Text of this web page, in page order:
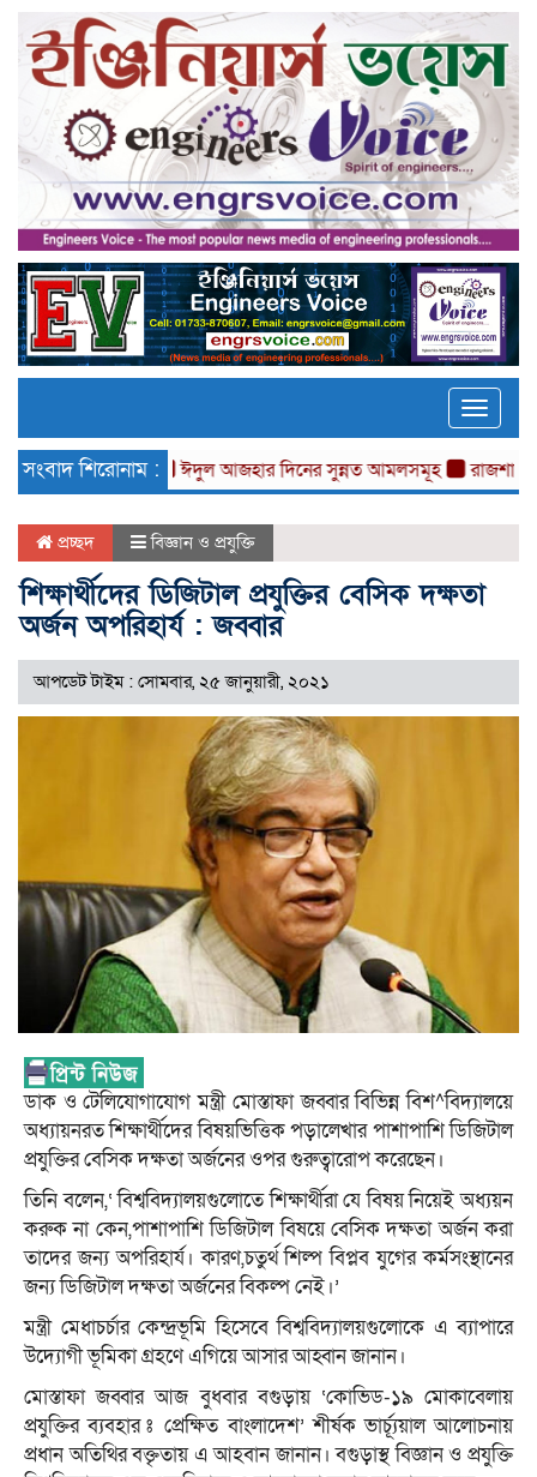
Toggle
সংবাদ শিরোনাম :ঈদুল আজহার দিনের সুন্নত আমলসমূহ রাজশাহীতে চাকুরী
প্রচ্ছদ বিজ্ঞান ও প্রযুক্তি
শিক্ষার্থীদের ডিজিটাল প্রযুক্তির বেসিক দক্ষতা
অর্জন অপরিহার্য : জব্বার
আপডেট টাইম : সোমবার, ২৫ জানুয়ারী, ২০২১
ডাক ও টেলিযোগাযোগ মন্ত্রী মোস্তাফা জব্বার বিভিন্ন বিশ^বিদ্যালয়ে
অধ্যায়নরত শিক্ষার্থীদের বিষয়ভিত্তিক পড়ালেখার পাশাপাশি ডিজিটাল
প্রযুক্তির বেসিক দক্ষতা অর্জনের ওপর গুরুত্বারোপ করেছেন।
তিনি বলেন,‘ বিশ্ববিদ্যালয়গুলোতে শিক্ষার্থীরা যে বিষয় নিয়েই অধ্যয়ন
করুক না কেন,পাশাপাশি ডিজিটাল বিষয়ে বেসিক দক্ষতা অর্জন করা
তাদের জন্য অপরিহার্য। কারণ,চতুর্থ শিল্প বিপ্লব যুগের কর্মসংস্থানের
জন্য ডিজিটাল দক্ষতা অর্জনের বিকল্প নেই।’
মন্ত্রী মেধাচর্চার কেন্দ্রভূমি হিসেবে বিশ্ববিদ্যালয়গুলোকে এ ব্যাপারে
উদ্যোগী ভূমিকা গ্রহণে এগিয়ে আসার আহ্বান জানান।
মোস্তাফা জব্বার আজ বুধবার বগুড়ায় ‘কোভিড-১৯ মোকাবেলায়
প্রযুক্তির ব্যবহার ঃ প্রেক্ষিত বাংলাদেশ’ শীর্ষক ভার্চ্যূয়াল আলোচনায়
প্রধান অতিথির বক্তৃতায় এ আহবান জানান। বগুড়াস্থ বিজ্ঞান ও প্রযুক্তি